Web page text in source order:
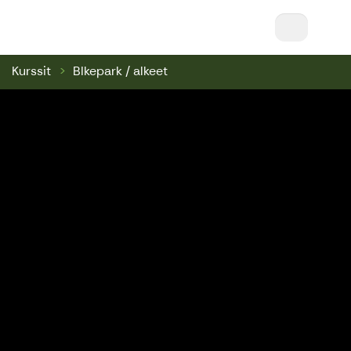
Kurssit BIkepark / alkeet